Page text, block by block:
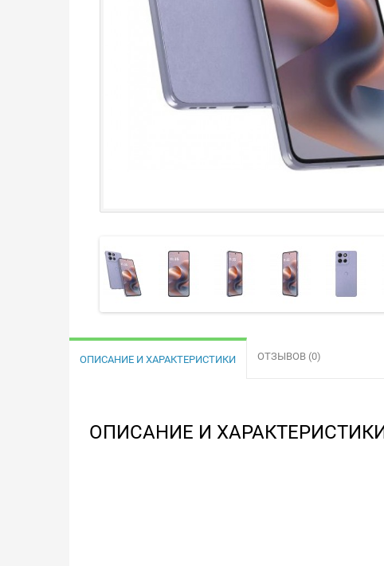
ОПИСАНИЕ И ХАРАКТЕРИСТИКИ ОТЗЫВОВ (0)
ОПИСАНИЕ И